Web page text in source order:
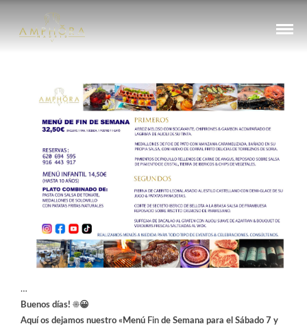
…
Buenos días! ☀️😀
Aquí os dejamos nuestro «Menú Fin de Semana para el Sábado 7 y